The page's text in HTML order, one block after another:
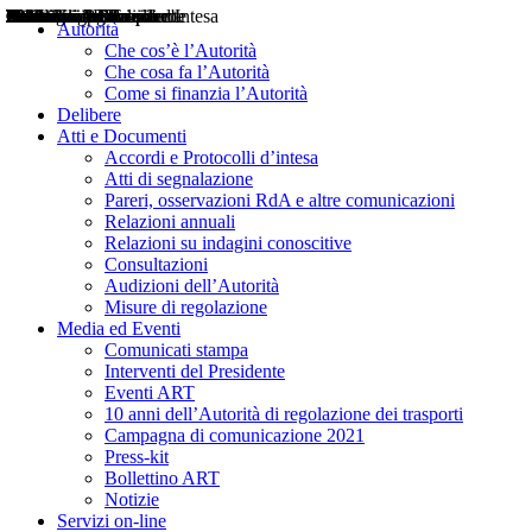
Autorità
Che cos’è l’Autorità
Che cosa fa l’Autorità
Come si finanzia l’Autorità
Delibere
Atti e Documenti
Accordi e Protocolli d’intesa
Atti di segnalazione
Pareri, osservazioni RdA e altre comunicazioni
Relazioni annuali
Relazioni su indagini conoscitive
Consultazioni
Audizioni dell’Autorità
Misure di regolazione
Media ed Eventi
Comunicati stampa
Interventi del Presidente
Eventi ART
10 anni dell’Autorità di regolazione dei trasporti
Campagna di comunicazione 2021
Press-kit
Bollettino ART
Notizie
Servizi on-line
Delibere
Pareri
Consultazioni
Audizioni
Atti di Segnalazione
Accordi e Protocolli d'Intesa
Relazioni annuali
Misure di regolazione
Notizie
Comunicati Stampa
Bollettini ART
Convegni ART
Interviste del Presidente
Articoli in primo piano
Interventi del Presidente
2004
2005
2010
2013
2014
2015
2016
2017
2018
2019
202
2020
2021
2022
2023
2024
2025
2026
Aereo
Marittimo
Terrestre